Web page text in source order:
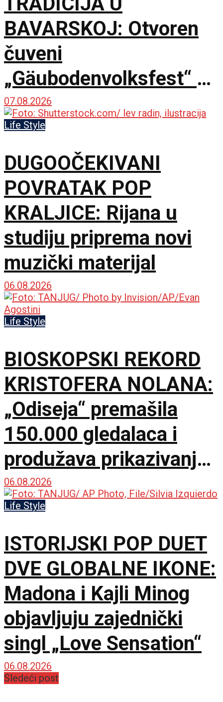
BAVARSKOJ: Otvoren
čuveni
„Gäubodenvolksfest“ u
Štraubingu
07.08.2026
Life Style
DUGOOČEKIVANI
POVRATAK POP
KRALJICE: Rijana u
studiju priprema novi
muzički materijal
06.08.2026
Life Style
BIOSKOPSKI REKORD
KRISTOFERA NOLANA:
„Odiseja“ premašila
150.000 gledalaca i
produžava prikazivanje
u IMAX dvorani
06.08.2026
Life Style
ISTORIJSKI POP DUET
DVE GLOBALNE IKONE:
Madona i Kajli Minog
objavljuju zajednički
singl „Love Sensation“
06.08.2026
Sledeći post